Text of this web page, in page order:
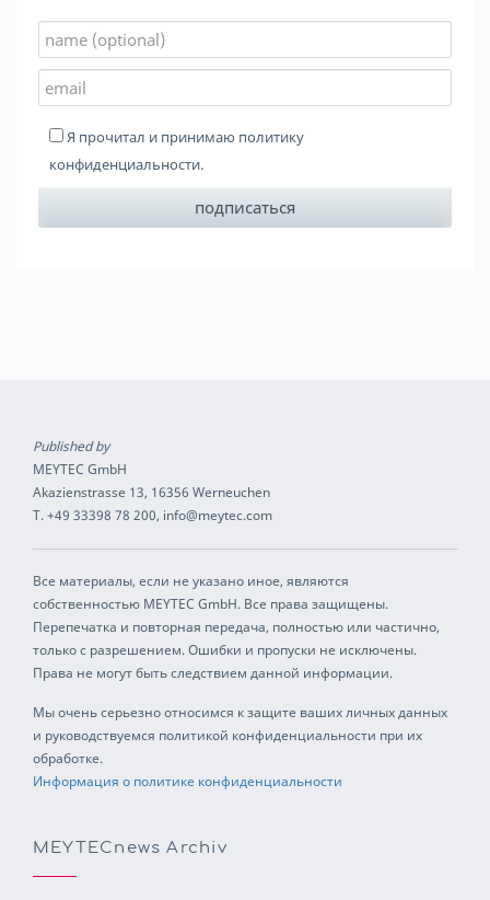
Я прочитал и принимаю политику
конфиденциальности.
Published by
MEYTEC GmbH
Akazienstrasse 13, 16356 Werneuchen
T. +49 33398 78 200, info@meytec.com
Все материалы, если не указано иное, являются
собственностью MEYTEC GmbH. Все права защищены.
Перепечатка и повторная передача, полностью или частично,
только с разрешением. Ошибки и пропуски не исключены.
Права не могут быть следствием данной информации.
Мы очень серьезно относимся к защите ваших личных данных
и руководствуемся политикой конфиденциальности при их
обработке.
Информация о политике конфиденциальности
MEYTECnews Archiv